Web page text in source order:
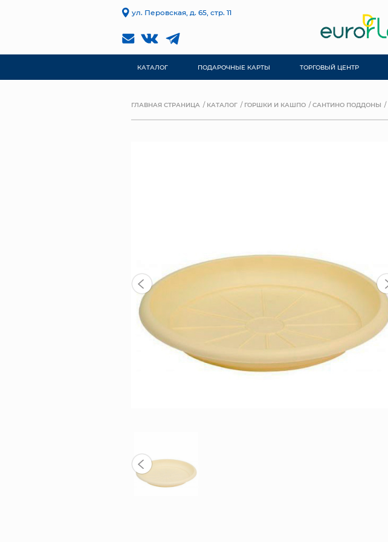
ул. Перовская, д. 65, стр. 11
КАТАЛОГ ПОДАРОЧНЫЕ КАРТЫ ТОРГОВЫЙ ЦЕНТР
ГЛАВНАЯ СТРАНИЦА КАТАЛОГ ГОРШКИ И КАШПО САНТИНО ПОДДОНЫ